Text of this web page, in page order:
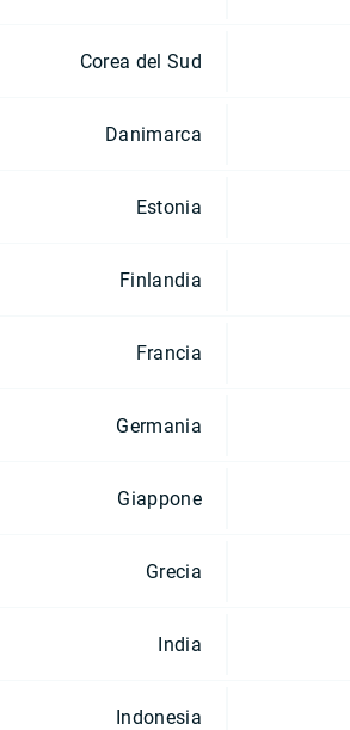
Corea del Sud
Danimarca
Estonia
Finlandia
Francia
Germania
Giappone
Grecia
India
Indonesia